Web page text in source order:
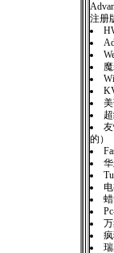
注册
的）